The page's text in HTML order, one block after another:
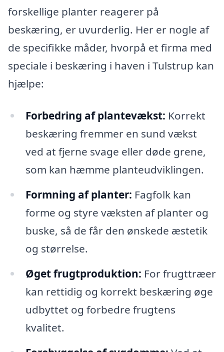
forskellige planter reagerer på
beskæring, er uvurderlig. Her er nogle af
de specifikke måder, hvorpå et firma med
speciale i beskæring i haven i Tulstrup kan
hjælpe:
Forbedring af plantevækst: Korrekt
beskæring fremmer en sund vækst
ved at fjerne svage eller døde grene,
som kan hæmme planteudviklingen.
Formning af planter: Fagfolk kan
forme og styre væksten af planter og
buske, så de får den ønskede æstetik
og størrelse.
Øget frugtproduktion: For frugttræer
kan rettidig og korrekt beskæring øge
udbyttet og forbedre frugtens
kvalitet.